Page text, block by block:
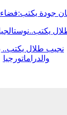
جودة يكتب:فضاء
نجيب طلال يكتب..
والدراماتورجيا